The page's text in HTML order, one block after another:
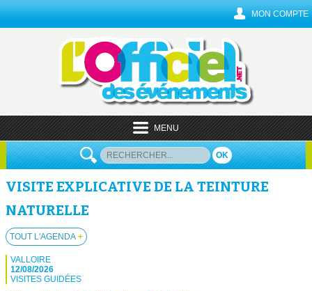
MON COMPTE
MENU
OK
VISITE EXPLICATIVE DE LA TEINTURE
NATURELLE
TOUT L'AGENDA +
VALLOIRE
12/08/2026
VISITES GUIDÉES